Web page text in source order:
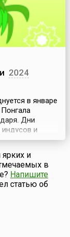
2024
в январе
Дни
и
с 14 по 16
в созвездие
в Южной
ярких и
в
Напишите
статью об